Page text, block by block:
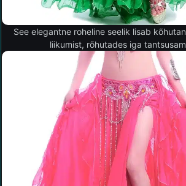
See elegantne roheline seelik lisab
liikumist, rõhutades iga